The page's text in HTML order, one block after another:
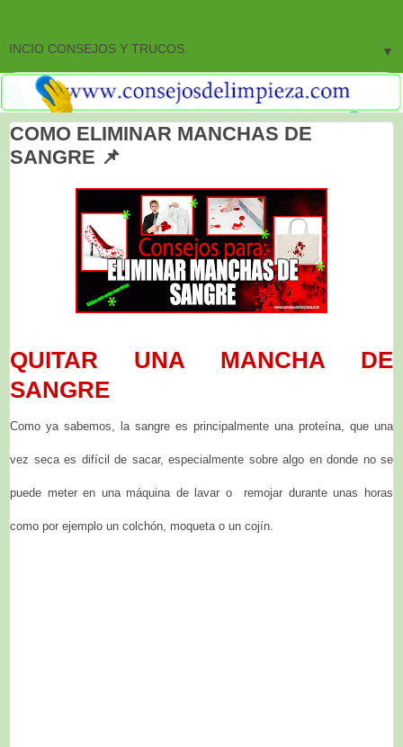
▼
COMO ELIMINAR MANCHAS DE
SANGRE 📌
QUITAR UNA MANCHA DE
SANGRE
Como ya sabemos, la sangre es principalmente una proteína, que una
vez seca es difícil de sacar, especialmente sobre algo en donde no se
puede meter en una máquina de lavar o remojar durante unas horas
como por ejemplo un colchón, moqueta o un cojín.